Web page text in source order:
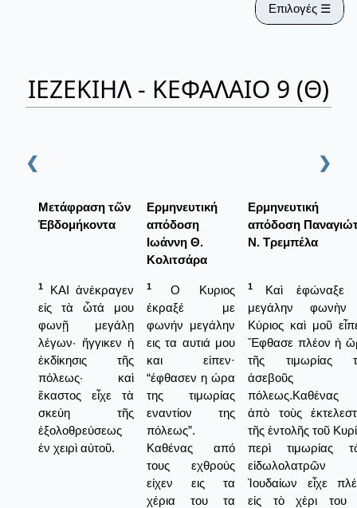
Επιλογές ☰
ΙΕΖΕΚΙΗΛ - ΚΕΦΑΛΑΙΟ 9 (Θ)
❮ ❯
Μετάφραση τῶν
Ἑβδομήκοντα
Ερμηνευτική
απόδοση
Ιωάννη Θ.
Κολιτσάρα
Ερμηνευτική
απόδοση
Ν. Τρεμπέλα
1
ΚΑΙ ἀνέκραγεν
εἰς τὰ ὦτά μου
φωνῇ μεγάλῃ
λέγων· ἤγγικεν ἡ
ἐκδίκησις τῆς
πόλεως· καὶ
ἕκαστος εἶχε τὰ
σκεύη τῆς
ἐξολοθρεύσεως
ἐν χειρὶ αὐτοῦ.
1
Ο Κυριος
έκραξέ με
φωνήν μεγάλην
εις τα αυτιά μου
και είπεν·
“έφθασεν η ώρα
της τιμωρίας
εναντίον της
πόλεως”.
Καθένας από
τους εχθρούς
είχεν εις τα
χέρια του τα
1
Καὶ ἐφώναξε
μεγάλην
Κύριος καὶ μοῦ
Ἔφθασε πλέον ἡ
τῆς τιμωρίας
ἀσεβοῦς
πόλεως.Καθένας
ἀπὸ τοὺς
τῆς ἐντολῆς τοῦ
περὶ τιμωρίας
εἰδωλολατρῶν
Ἰουδαίων εἶχε
εἰς τὸ χέρι του